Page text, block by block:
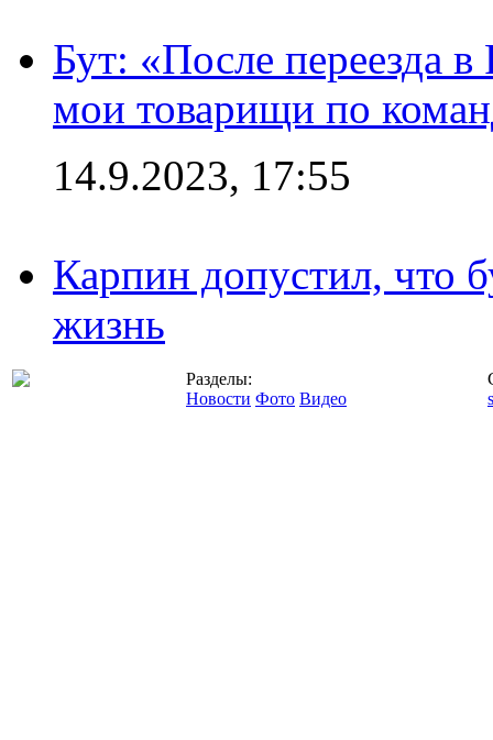
Бут: «После переезда
мои товарищи по
14.9.2023, 17:55
Карпин допустил, что
жизнь
Разделы:
Новости Фото Видео